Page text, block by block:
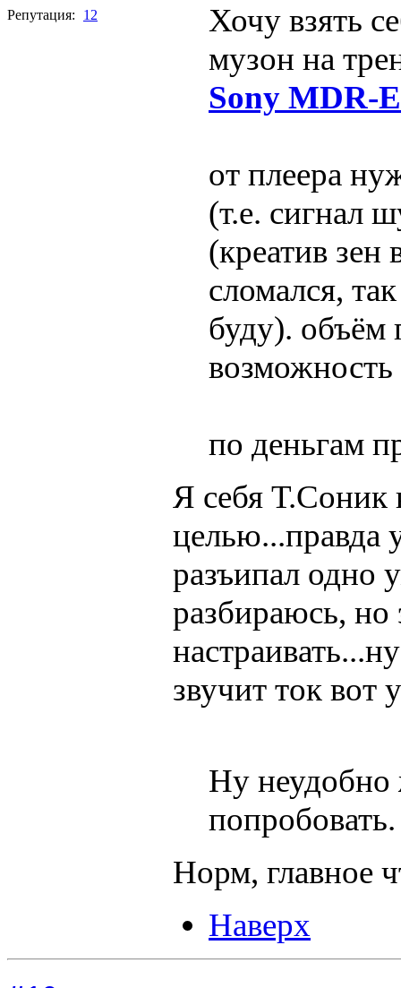
Репутация: 12
Хочу взять
музон на
Sony MDR-
от плеера
(т.е. сигнал
(креатив зен
сломался,
буду). объём
возможность
по деньгам
Я себя Т.Соник
целью...правда
разъипал одно
разбираюсь,
звучит ток вот
Ну неудобно
попробовать.
Норм, главное
Наверх